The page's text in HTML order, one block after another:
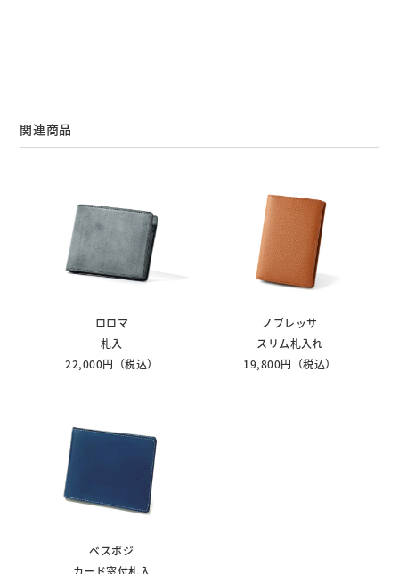
関連商品
ロロマ
札入
22,000円（税込）
ノブレッサ
スリム札入れ
19,800円（税込）
ベスポジ